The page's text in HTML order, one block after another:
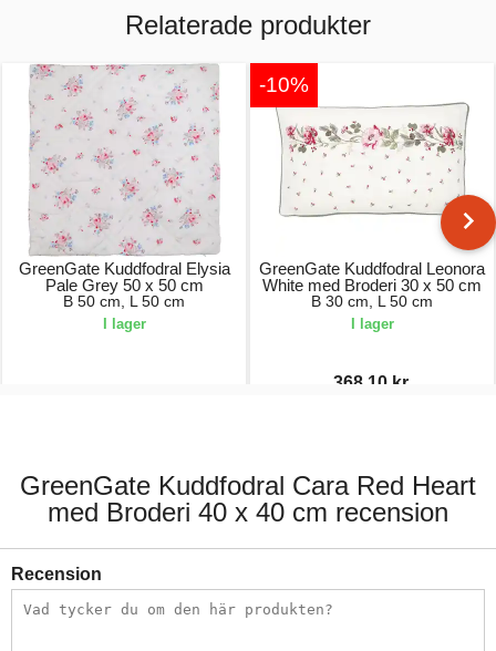
Relaterade produkter
GreenGate Kuddfodral Elysia
Pale Grey 50 x 50 cm
B 50 cm, L 50 cm
I lager
-10%
GreenGate Kuddfodral Leonora
White med Broderi 30 x 50 cm
B 30 cm, L 50 cm
I lager
368,10 kr.
GreenGate Kuddfodral Cara Red Heart
med Broderi 40 x 40 cm recension
Recension